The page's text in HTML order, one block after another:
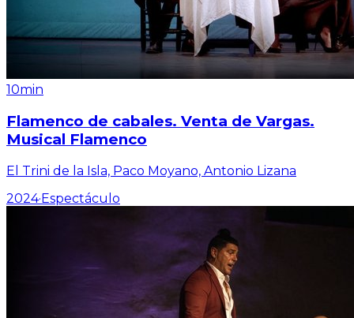
10min
Flamenco de cabales. Venta de Vargas.
Musical Flamenco
El Trini de la Isla, Paco Moyano, Antonio Lizana
2024·Espectáculo